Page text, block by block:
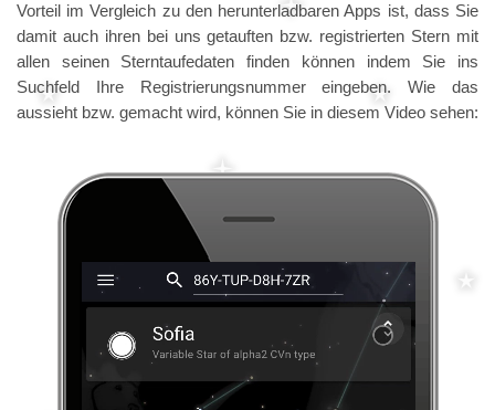
Vorteil im Vergleich zu den herunterladbaren Apps ist, dass Sie
damit auch ihren bei uns getauften bzw. registrierten Stern mit
allen seinen Sterntaufedaten finden können indem Sie ins
Suchfeld Ihre Registrierungsnummer eingeben. Wie das
aussieht bzw. gemacht wird, können Sie in diesem Video sehen: